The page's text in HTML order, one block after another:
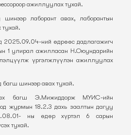
ажиллуулах тухай.
шинээр лаборант авах, лаборантын
тухай.
2025.09.04-ний өдрөөс дадлагажигч
1 улирал ажилласан Н.Оюундарийн
үргэлжлүүлэн ажиллуулах
шинээр авах тухай.
багш Э.Мижиддорж МУИС-ийн
журмын 18.2.3 дахь заалтын дагуу
ны өдөр хүртэл 6 сарын
тухай.